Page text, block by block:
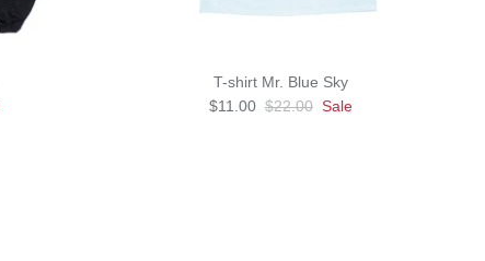
T-shirt Mr. Blue Sky
$11.00 $22.00 Sale